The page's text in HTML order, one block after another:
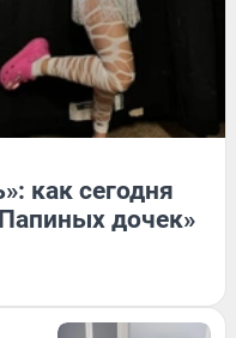
как сегодня
дочек»